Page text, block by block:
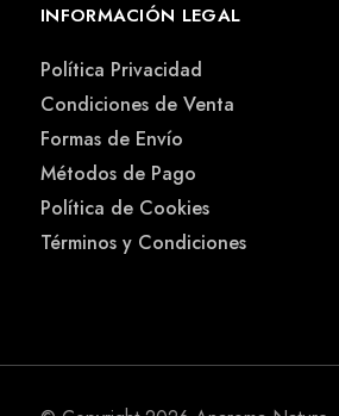
INFORMACIÓN LEGAL
Política Privacidad
Condiciones de Venta
Formas de Envío
Métodos de Pago
Política de Cookies
Términos y Condiciones